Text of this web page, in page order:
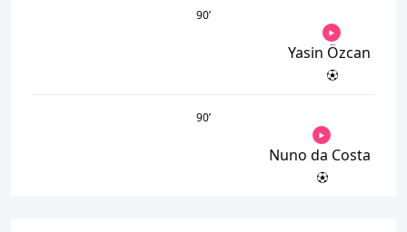
90’
Yasin Özcan
90’
Nuno da Costa